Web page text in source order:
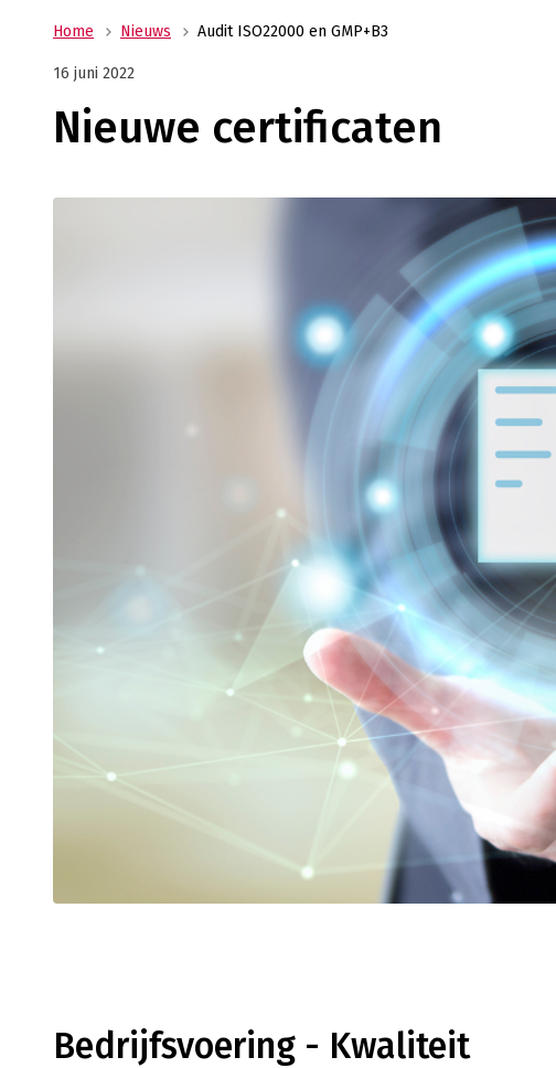
Home Nieuws Audit ISO22000 en GMP+B3
Nieuwe certificaten
16 juni 2022
Bedrijfsvoering - Kwaliteit